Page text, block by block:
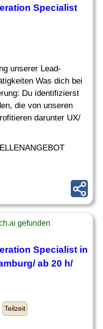
Specialist
unserer Lead-
Was dich bei
Du identifizierst
die von unseren
darunter UX/
gefunden
Specialist in
ab 20 h/
Teilzeit